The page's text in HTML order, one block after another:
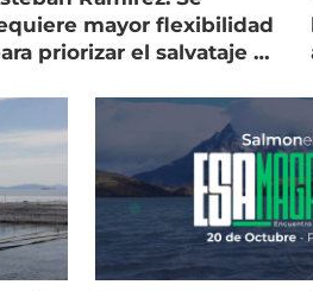
mayor flexibilidad
priorizar el salvataje de